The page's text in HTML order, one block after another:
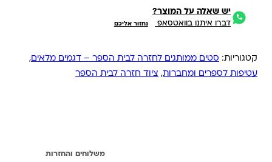
יש שאלה על המוצר?
דברו איתנו בוואטסאפ נחזור אליכם
קטגוריות: סטים ממותגים לחזרה לבית הספר – דגמים מלאים,
עטיפות לספרים ומחברות, ציוד חזרה לבית הספר
משלוחים והחזרות